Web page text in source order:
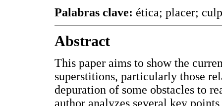
Palabras clave: ética; placer;
Abstract
This paper aims to show the
superstitions, particularly those
depuration of some obstacles to
author analyzes several key